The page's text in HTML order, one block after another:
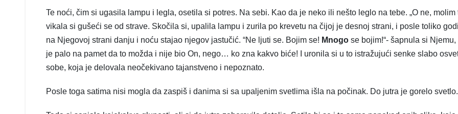
Te noći, čim si ugasila lampu i legla, osetila si potres. Na sebi. Kao da je neko ili nešto leglo na tebe. „O ne, molim
vikala si gušeći se od strave. Skočila si, upalila lampu i zurila po krevetu na čijoj je desnoj strani, i posle toliko
na Njegovoj strani danju i noću stajao njegov jastučić. “Ne ljuti se. Bojim se! Mnogo se bojim!“- šapnula si Njemu,
je palo na pamet da to možda i nije bio On, nego… ko zna kakvo biće! I uronila si u to istražujući senke slabo
sobe, koja je delovala neočekivano tajanstveno i nepoznato.
Posle toga satima nisi mogla da zaspiš i danima si sa upaljenim svetlima išla na počinak. Do jutra je gorelo svetlo.